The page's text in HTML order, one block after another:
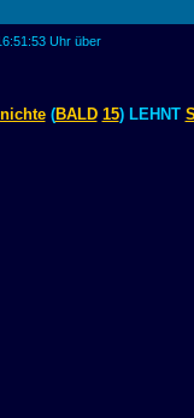
Uhr über
nichte(BALD 15) LEHNT